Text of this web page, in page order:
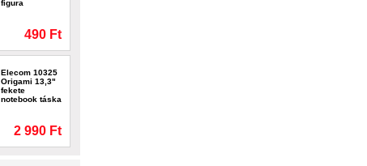
figura
490 Ft
Elecom 10325
Origami 13,3"
fekete
notebook táska
2 990 Ft